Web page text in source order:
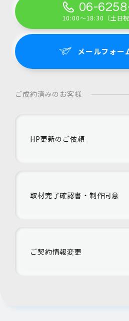
06-
10:00～18:30（土日祝
メールフォー
ご成約済みのお客様
HP更新のご依頼
取材完了確認書・制作同意
ご契約情報変更